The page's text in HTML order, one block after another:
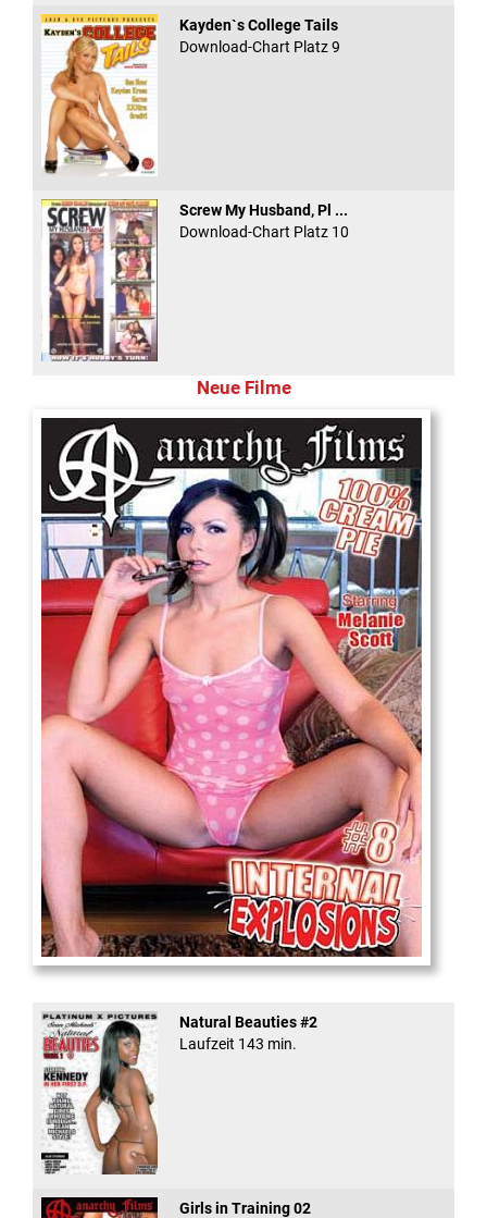
Kayden`s College Tails
Download-Chart Platz 9
Screw My Husband, Pl ...
Download-Chart Platz 10
Neue Filme
Internal Explosionen
Natural Beauties #2
Laufzeit 143 min.
Girls in Training 02